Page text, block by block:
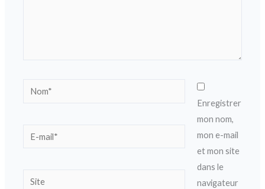
Nom*
E-
Site
Enregistrer
mon nom,
mon e-mail
et mon site
dans le
navigateur